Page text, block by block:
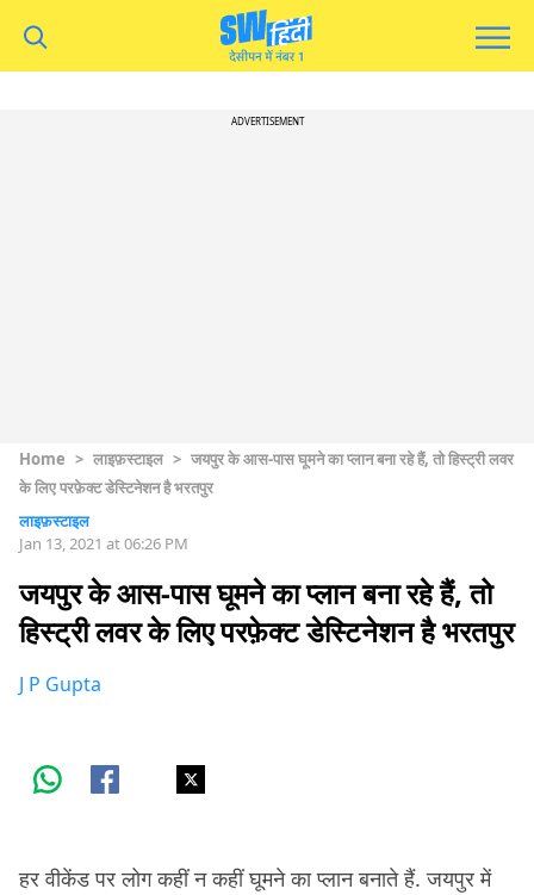
ADVERTISEMENT
Home > लाइफ़स्टाइल > जयपुर के आस-पास घूमने का प्लान बना रहे हैं, तो हिस्ट्री लवर
के लिए परफ़ेक्ट डेस्टिनेशन है भरतपुर
लाइफ़स्टाइल
Jan 13, 2021 at 06:26 PM
जयपुर के आस-पास घूमने का प्लान बना रहे हैं, तो
हिस्ट्री लवर के लिए परफ़ेक्ट डेस्टिनेशन है भरतपुर
J P Gupta
हर वीकेंड पर लोग कहीं न कहीं घूमने का प्लान बनाते हैं. जयपुर में